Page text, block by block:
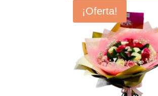
¡Oferta!